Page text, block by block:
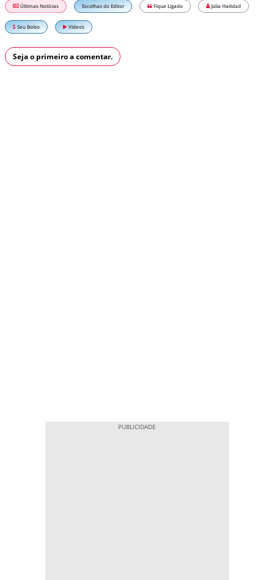
Últimas Notícias Escolhas do Editor Fique Ligado Júlia Haddad
Seu Bolso Vídeos
Seja o primeiro a comentar.